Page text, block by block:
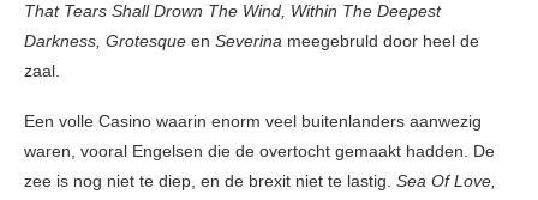
That Tears Shall Drown The Wind, Within The Deepest
Darkness, Grotesque en Severina meegebruld door heel de
zaal.
Een volle Casino waarin enorm veel buitenlanders aanwezig
waren, vooral Engelsen die de overtocht gemaakt hadden. De
zee is nog niet te diep, en de brexit niet te lastig. Sea Of Love,